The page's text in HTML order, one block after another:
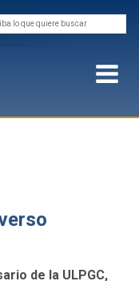
de la ULPGC,